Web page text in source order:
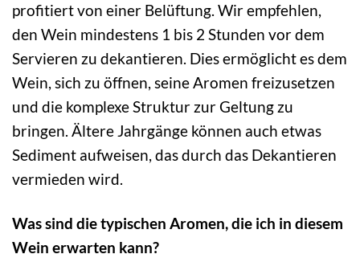
profitiert von einer Belüftung. Wir empfehlen,
den Wein mindestens 1 bis 2 Stunden vor dem
Servieren zu dekantieren. Dies ermöglicht es dem
Wein, sich zu öffnen, seine Aromen freizusetzen
und die komplexe Struktur zur Geltung zu
bringen. Ältere Jahrgänge können auch etwas
Sediment aufweisen, das durch das Dekantieren
vermieden wird.
Was sind die typischen Aromen, die ich in diesem
Wein erwarten kann?